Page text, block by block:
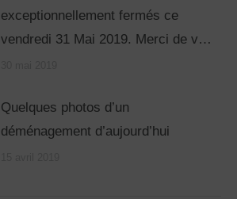
exceptionnellement fermés ce
vendredi 31 Mai 2019. Merci de v…
Quelques photos d’un
déménagement d’aujourd’hui